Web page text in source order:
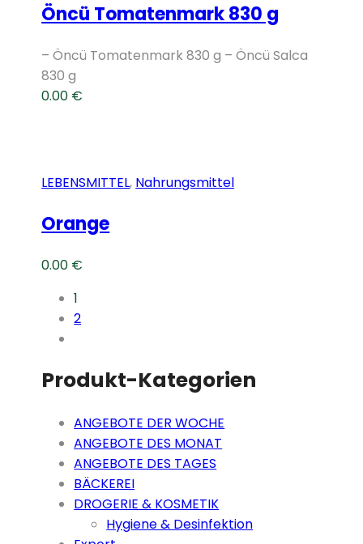
Öncü Tomatenmark 830 g
– Öncü Tomatenmark 830 g – Öncü Salca
830 g
0.00 €
LEBENSMITTEL, Nahrungsmittel
Orange
0.00 €
1
2
Produkt-Kategorien
ANGEBOTE DER WOCHE
ANGEBOTE DES MONAT
ANGEBOTE DES TAGES
BÄCKEREI
DROGERIE & KOSMETIK
Hygiene & Desinfektion